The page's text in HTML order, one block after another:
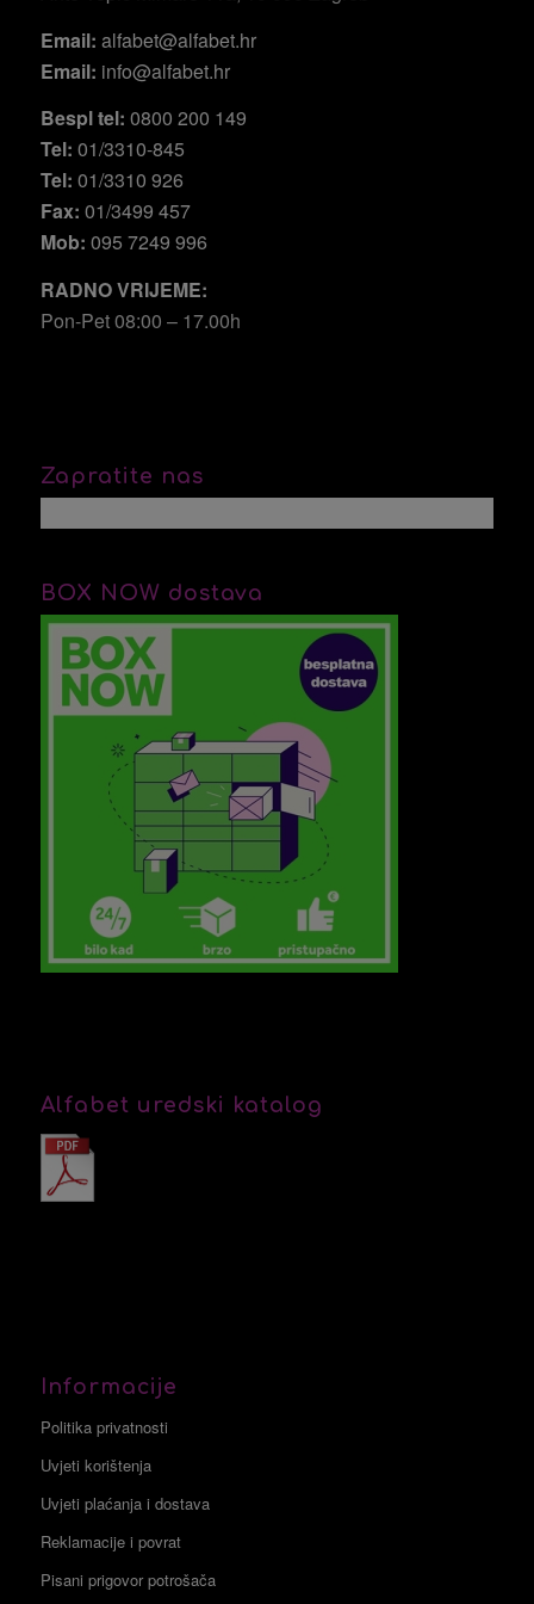
Email: alfabet@alfabet.hr
Email: info@alfabet.hr
Bespl tel: 0800 200 149
Tel: 01/3310-845
Tel: 01/3310 926
Fax: 01/3499 457
Mob: 095 7249 996
RADNO VRIJEME:
Pon-Pet 08:00 – 17.00h
Zapratite nas
BOX NOW dostava
Alfabet uredski katalog
Informacije
Politika privatnosti
Uvjeti korištenja
Uvjeti plaćanja i dostava
Reklamacije i povrat
Pisani prigovor potrošača